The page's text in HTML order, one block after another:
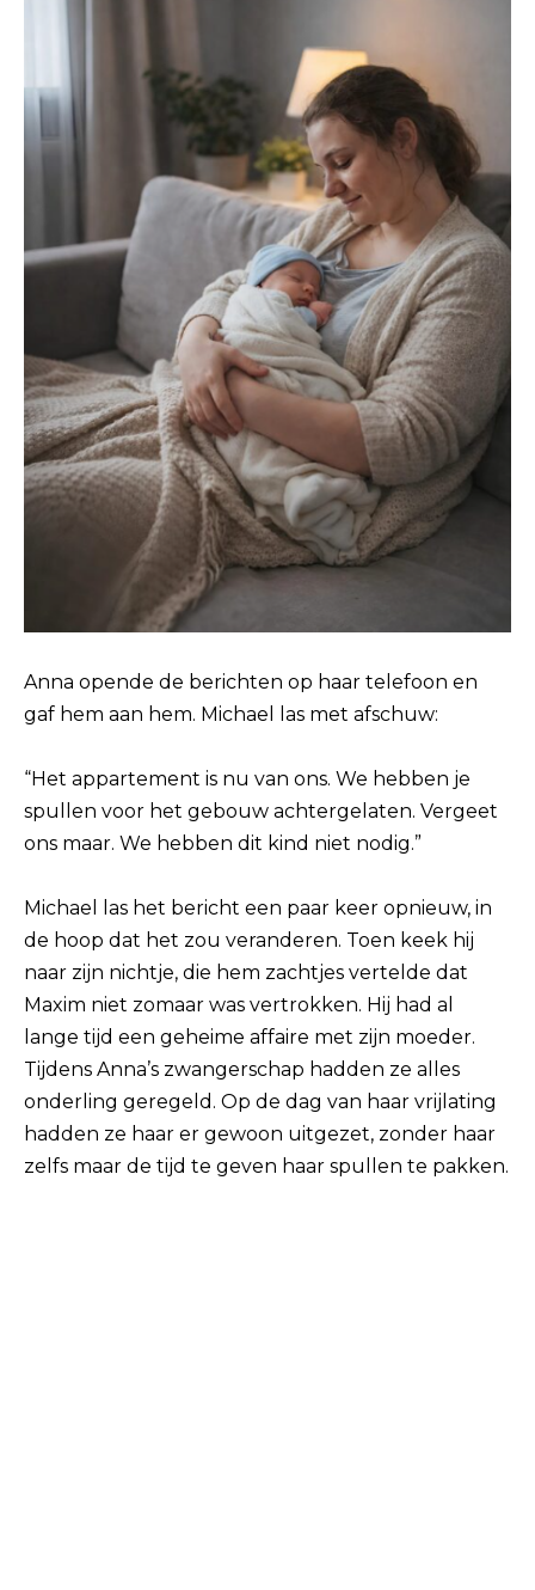
Anna opende de berichten op haar telefoon en
gaf hem aan hem. Michael las met afschuw:
“Het appartement is nu van ons. We hebben je
spullen voor het gebouw achtergelaten. Vergeet
ons maar. We hebben dit kind niet nodig.”
Michael las het bericht een paar keer opnieuw, in
de hoop dat het zou veranderen. Toen keek hij
naar zijn nichtje, die hem zachtjes vertelde dat
Maxim niet zomaar was vertrokken. Hij had al
lange tijd een geheime affaire met zijn moeder.
Tijdens Anna’s zwangerschap hadden ze alles
onderling geregeld. Op de dag van haar vrijlating
hadden ze haar er gewoon uitgezet, zonder haar
zelfs maar de tijd te geven haar spullen te pakken.